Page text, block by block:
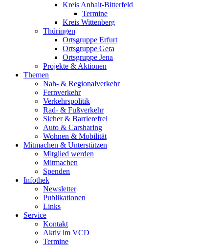
Kreis Anhalt-Bitterfeld
Termine
Kreis Wittenberg
Thüringen
Ortsgruppe Erfurt
Ortsgruppe Gera
Ortsgruppe Jena
Projekte & Aktionen
Themen
Nah- & Regionalverkehr
Fernverkehr
Verkehrspolitik
Rad- & Fußverkehr
Sicher & Barrierefrei
Auto & Carsharing
Wohnen & Mobilität
Mitmachen & Unterstützen
Mitglied werden
Mitmachen
Spenden
Infothek
Newsletter
Publikationen
Links
Service
Kontakt
Aktiv im VCD
Termine